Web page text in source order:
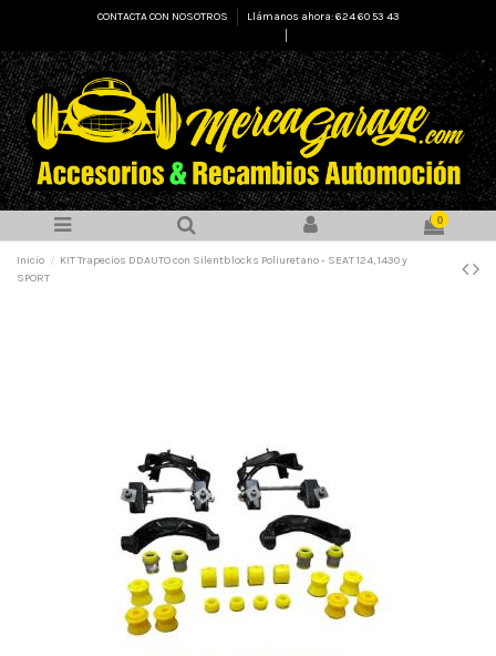
CONTACTA CON NOSOTROS
Llámanos ahora: 624 60 53 43
0
Inicio
KIT Trapecios DDAUTO con Silentblocks Poliuretano - SEAT 124, 1430 y
SPORT